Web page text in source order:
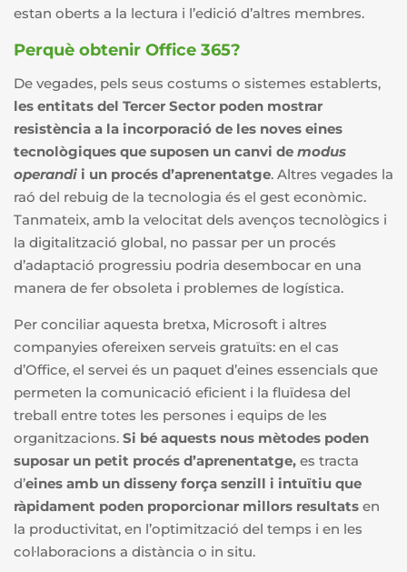
estan oberts a la lectura i l’edició d’altres membres.
Perquè obtenir Office 365?
De vegades, pels seus costums o sistemes establerts,
les entitats del Tercer Sector poden mostrar
resistència a la incorporació de les noves eines
tecnològiques que suposen un canvi de modus
operandi i un procés d’aprenentatge. Altres vegades la
raó del rebuig de la tecnologia és el gest econòmic.
Tanmateix, amb la velocitat dels avenços tecnològics i
la digitalització global, no passar per un procés
d’adaptació progressiu podria desembocar en una
manera de fer obsoleta i problemes de logística.
Per conciliar aquesta bretxa, Microsoft i altres
companyies ofereixen serveis gratuïts: en el cas
d’Office, el servei és un paquet d’eines essencials que
permeten la comunicació eficient i la fluïdesa del
treball entre totes les persones i equips de les
organitzacions. Si bé aquests nous mètodes poden
suposar un petit procés d’aprenentatge, es tracta
d’eines amb un disseny força senzill i intuïtiu que
ràpidament poden proporcionar millors resultats en
la productivitat, en l’optimització del temps i en les
col·laboracions a distància o in situ.